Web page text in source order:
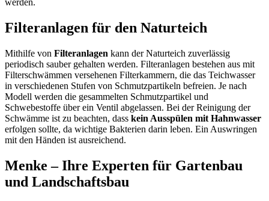
Filteranlagen für den Naturteich
Mithilfe von Filteranlagen kann der Naturteich zuverlässig
periodisch sauber gehalten werden. Filteranlagen bestehen aus mit
Filterschwämmen versehenen Filterkammern, die das Teichwasser
in verschiedenen Stufen von Schmutzpartikeln befreien. Je nach
Modell werden die gesammelten Schmutzpartikel und
Schwebestoffe über ein Ventil abgelassen. Bei der Reinigung der
Schwämme ist zu beachten, dass kein Ausspülen mit Hahnwasser
erfolgen sollte, da wichtige Bakterien darin leben. Ein Auswringen
mit den Händen ist ausreichend.
Menke – Ihre Experten für Gartenbau
und Landschaftsbau